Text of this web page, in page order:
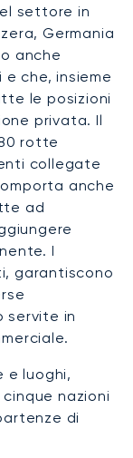
settore in
Germania
anche
che, insieme
le posizioni
privata. Il
rotte
collegate
anche
ad
I
garantiscono
servite in
e luoghi,
nazioni
di